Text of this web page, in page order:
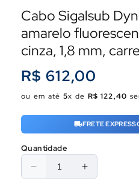
Cabo Sigalsub
amarelo
cinza, 1,8 mm,
Preço
normal
R$ 612,00
ou em até 5x de R$ 122,40
FRETE
Quantidade
Diminuir
Aumentar